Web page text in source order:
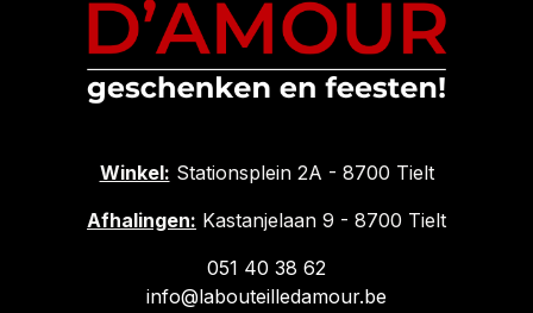
Winkel: Stationsplein 2A - 8700 Tielt
Afhalingen: Kastanjelaan 9 - 8700 Tielt
051 40 38 62
info@labouteilledamour.be